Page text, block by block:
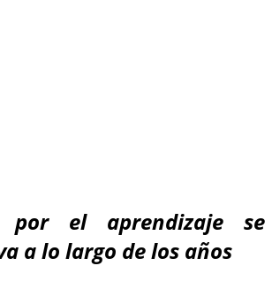
por el aprendizaje se
a lo largo de los años